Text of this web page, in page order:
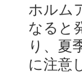
ホルム
なると
り、夏
に注意